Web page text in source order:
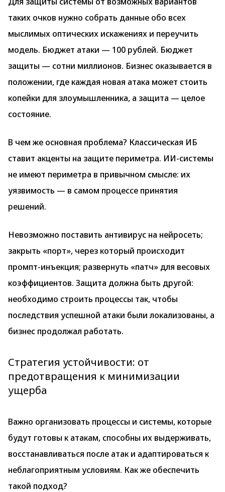
таких очков нужно собрать данные обо всех
мыслимых оптических искажениях и переучить
модель. Бюджет атаки — 100 рублей. Бюджет
защиты — сотни миллионов. Бизнес оказывается в
положении, где каждая новая атака может стоить
копейки для злоумышленника, а защита — целое
состояние.
В чем же основная проблема? Классическая ИБ
ставит акценты на защите периметра. ИИ-системы
не имеют периметра в привычном смысле: их
уязвимость — в самом процессе принятия
решений.
Невозможно поставить антивирус на нейросеть;
закрыть «порт», через который происходит
промпт-инъекция; развернуть «патч» для весовых
коэффициентов. Защита должна быть другой:
необходимо строить процессы так, чтобы
последствия успешной атаки были локализованы, а
бизнес продолжал работать.
Стратегия устойчивости: от
предотвращения к минимизации
ущерба
Важно организовать процессы и системы, которые
будут готовы к атакам, способны их выдерживать,
восстанавливаться после атак и адаптироваться к
неблагоприятным условиям. Как же обеспечить
такой подход?